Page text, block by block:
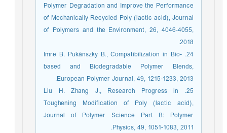
Polymer Degradation and Improve the Performance
of Mechanically Recycled Poly (lactic acid), Journal
of Polymers and the Environment, 26, 4046-4055,
2018.
24. Imre B. Pukánszky B., Compatibilization in Bio-
based and Biodegradable Polymer Blends,
European Polymer Journal, 49, 1215-1233, 2013.
25. Liu H. Zhang J., Research Progress in
Toughening Modification of Poly (lactic acid),
Journal of Polymer Science Part B: Polymer
Physics, 49, 1051-1083, 2011.